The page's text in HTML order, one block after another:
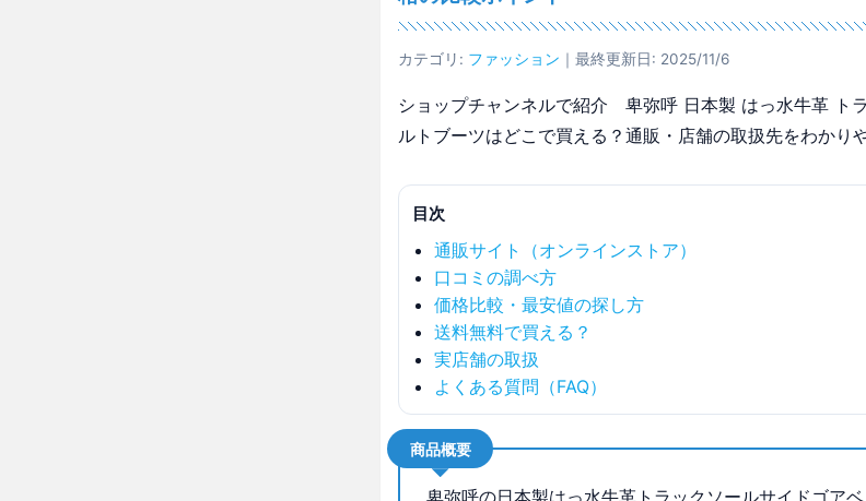
カテゴリ: ファッション ｜最終更新日: 2025/11/6
ショップチャンネルで紹介 卑弥呼 日本製 はっ水牛革 ト
ルトブーツはどこで買える？通販・店舗の取扱先をわかり
目次
通販サイト（オンラインストア）
口コミの調べ方
価格比較・最安値の探し方
送料無料で買える？
実店舗の取扱
よくある質問（FAQ）
商品概要
卑弥呼の日本製はっ水牛革トラックソールサイドゴア